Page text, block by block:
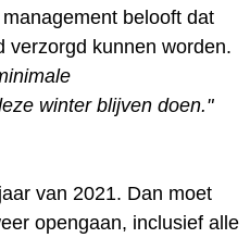
belooft dat
verzorgd kunnen worden.
winter blijven doen."
van 2021. Dan moet
opengaan, inclusief alle